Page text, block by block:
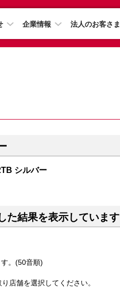
企業情報 法人のお客さま
シルバー
た結果を表示しています
。(50音順)
店舗を選択してください。